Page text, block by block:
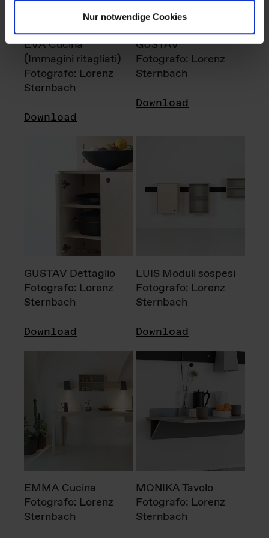
Nur notwendige Cookies
EVA Cucina
(Immagini ritagliati)
Fotografo: Lorenz
Sternbach
Download
GUSTAV
Fotografo: Lorenz
Sternbach
Download
GUSTAV Dettaglio
Fotografo: Lorenz
Sternbach
Download
LUIS Moduli sospesi
Fotografo: Lorenz
Sternbach
Download
EMMA Cucina
Fotografo: Lorenz
Sternbach
MONIKA Tavolo
Fotografo: Lorenz
Sternbach